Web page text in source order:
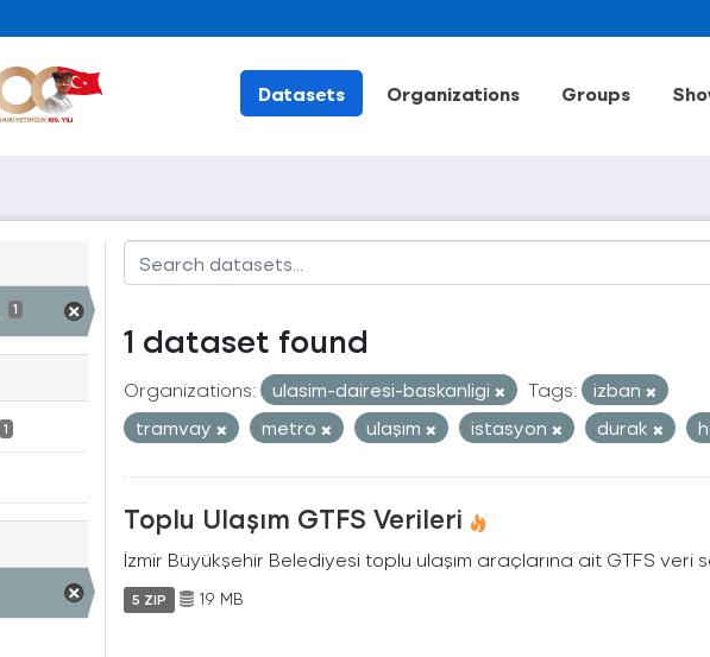
Datasets Organizations Groups
1
1
1 dataset found
Organizations: ulasim-dairesi-baskanligi Tags:
izban
tramvay
metro ulaşım istasyon durak
Toplu Ulaşım GTFS Verileri
İzmir Büyükşehir Belediyesi toplu ulaşım araçlarına ait GTFS veri
5 ZIP 19 MB